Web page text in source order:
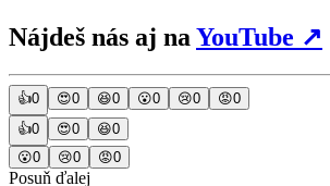
Nájdeš nás aj na YouTube ↗
👍0 😍0 😆0 😮0 😢0 😡0
👍0 😍0 😆0
😮0 😢0 😡0
Posuň ďalej